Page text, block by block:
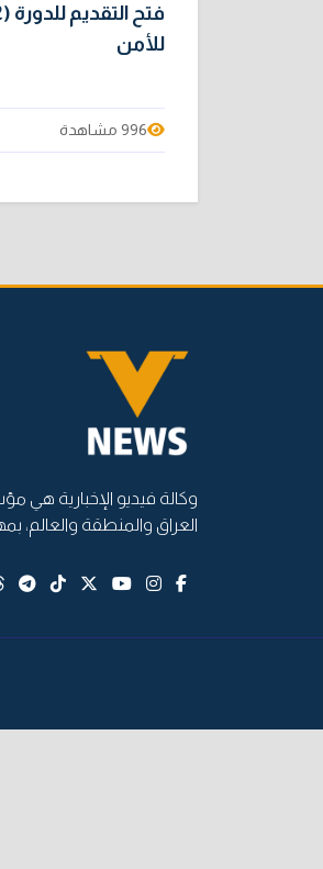
للأمن
996 مشاهدة
وكالة فيديو الإخبارية هي
العراق والمنطقة والعالم،